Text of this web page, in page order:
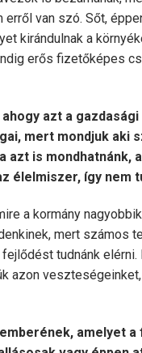
van szó. Sőt,
kirándulnak a
erős fizetőképes
azt a
mert mondjuk aki
azt is mondhatnánk,
élelmiszer, így nem
a kormány
mert számos
tudnánk
azon
amelyet